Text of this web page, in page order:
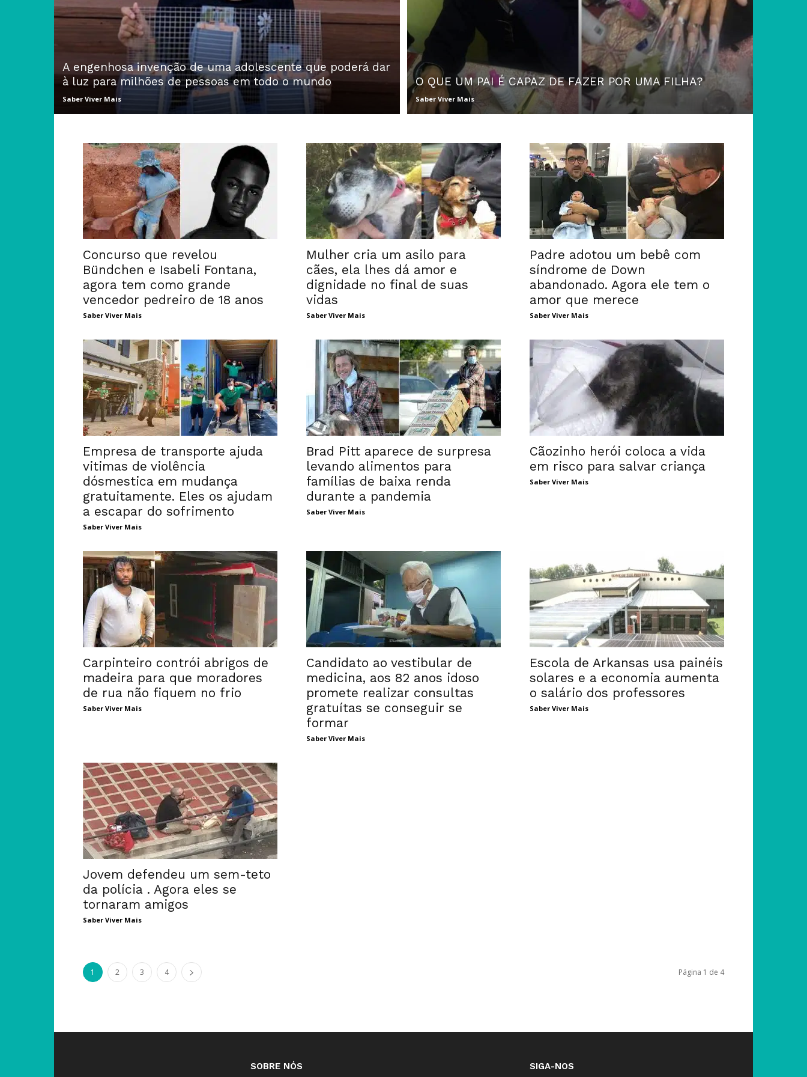
A engenhosa invenção de uma adolescente que poderá dar
à luz para milhões de pessoas em todo o mundo
Saber Viver Mais
O QUE UM PAI É CAPAZ DE FAZER POR UMA FILHA?
Saber Viver Mais
Concurso que revelou
Bündchen e Isabeli Fontana,
agora tem como grande
vencedor pedreiro de 18 anos
Saber Viver Mais
Mulher cria um asilo para
cães, ela lhes dá amor e
dignidade no final de suas
vidas
Saber Viver Mais
Padre adotou um bebê com
síndrome de Down
abandonado. Agora ele tem o
amor que merece
Saber Viver Mais
Empresa de transporte ajuda
vitimas de violência
dósmestica em mudança
gratuitamente. Eles os ajudam
a escapar do sofrimento
Saber Viver Mais
Brad Pitt aparece de surpresa
levando alimentos para
famílias de baixa renda
durante a pandemia
Saber Viver Mais
Cãozinho herói coloca a vida
em risco para salvar criança
Saber Viver Mais
Carpinteiro contrói abrigos de
madeira para que moradores
de rua não fiquem no frio
Saber Viver Mais
Candidato ao vestibular de
medicina, aos 82 anos idoso
promete realizar consultas
gratuítas se conseguir se
formar
Saber Viver Mais
Escola de Arkansas usa painéis
solares e a economia aumenta
o salário dos professores
Saber Viver Mais
Jovem defendeu um sem-teto
da polícia . Agora eles se
tornaram amigos
Saber Viver Mais
1 2 3 4 Página 1 de 4
SOBRE NÓS SIGA-NOS